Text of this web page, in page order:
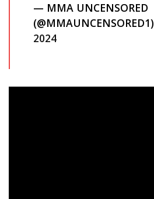
— MMA UNCENSORED
(@MMAUNCENSORED1)
2024